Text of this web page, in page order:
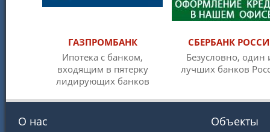
ГАЗПРОМБАНК
Ипотека с банком,
входящим в пятерку
лидирующих банков
СБЕРБАНК
Безусловно, один
лучших банков
О нас Объекты